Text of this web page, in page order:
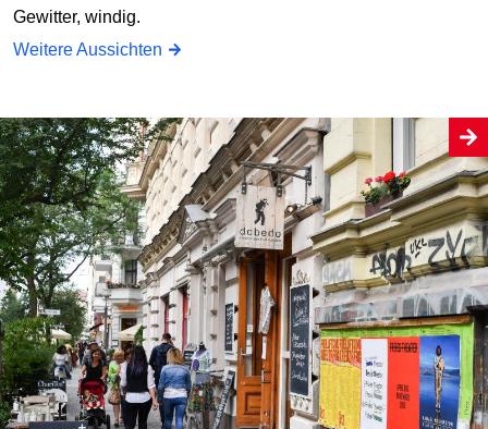
Gewitter, windig.
Weitere Aussichten